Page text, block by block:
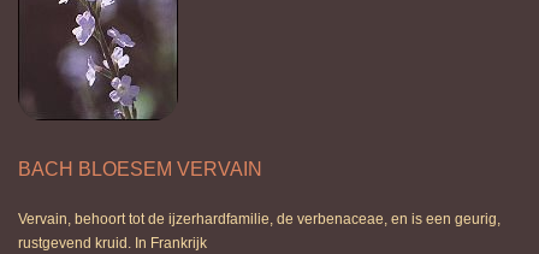
BACH BLOESEM VERVAIN
Vervain, behoort tot de ijzerhardfamilie, de verbenaceae, en is een geurig,
rustgevend kruid. In Frankrijk